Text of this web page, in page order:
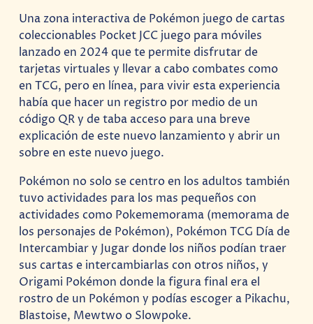
Una zona interactiva de Pokémon juego de cartas
coleccionables Pocket JCC juego para móviles
lanzado en 2024 que te permite disfrutar de
tarjetas virtuales y llevar a cabo combates como
en TCG, pero en línea, para vivir esta experiencia
había que hacer un registro por medio de un
código QR y de taba acceso para una breve
explicación de este nuevo lanzamiento y abrir un
sobre en este nuevo juego.
Pokémon no solo se centro en los adultos también
tuvo actividades para los mas pequeños con
actividades como Pokememorama (memorama de
los personajes de Pokémon), Pokémon TCG Día de
Intercambiar y Jugar donde los niños podían traer
sus cartas e intercambiarlas con otros niños, y
Origami Pokémon donde la figura final era el
rostro de un Pokémon y podías escoger a Pikachu,
Blastoise, Mewtwo o Slowpoke.